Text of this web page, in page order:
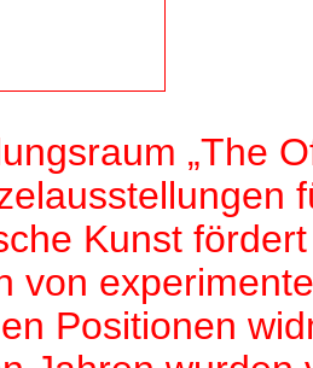
„The
Kunst
von
Positionen